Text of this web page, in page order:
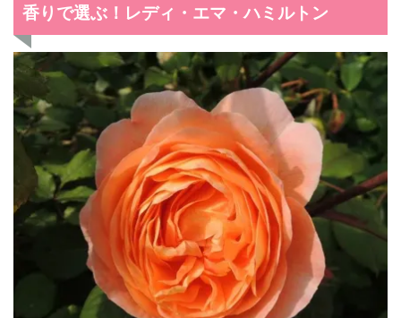
香りで選ぶ！レディ・エマ・ハミルトン